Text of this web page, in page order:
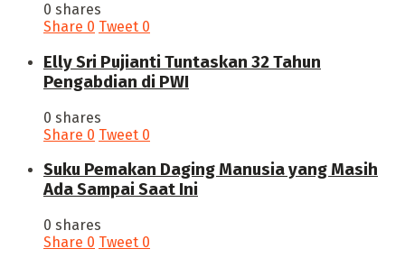
0 shares
Share 0 Tweet 0
Elly Sri Pujianti Tuntaskan 32 Tahun
Pengabdian di PWI
0 shares
Share 0 Tweet 0
‎Suku Pemakan Daging Manusia yang Masih
Ada Sampai Saat Ini
0 shares
Share 0 Tweet 0